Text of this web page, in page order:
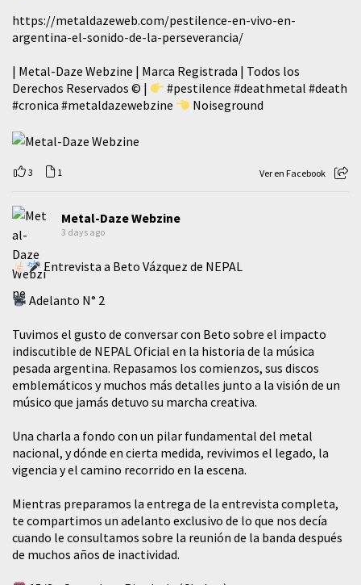
https://metaldazeweb.com/pestilence-en-vivo-en-
argentina-el-sonido-de-la-perseverancia/
| Metal-Daze Webzine | Marca Registrada | Todos los
Derechos Reservados © |
#pestilence #deathmetal #death
#cronica #metaldazewebzine Noiseground
3 1 Ver en Facebook
Metal-Daze Webzine
3 days ago
Entrevista a Beto Vázquez de NEPAL
Adelanto N° 2
Tuvimos el gusto de conversar con Beto sobre el impacto
indiscutible de NEPAL Oficial en la historia de la música
pesada argentina. Repasamos los comienzos, sus discos
emblemáticos y muchos más detalles junto a la visión de un
músico que jamás detuvo su marcha creativa.
​Una charla a fondo con un pilar fundamental del metal
nacional, y dónde en cierta medida, revivimos el legado, la
vigencia y el camino recorrido en la escena.
Mientras preparamos la entrega de la entrevista completa,
te compartimos un adelanto exclusivo de lo que nos decía
cuando le consultamos sobre la reunión de la banda después
de muchos años de inactividad.